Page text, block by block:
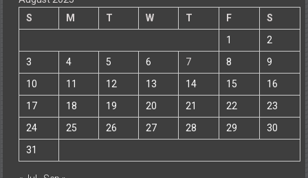
S
M T W T F
S
1
2
3
4 5 6 7 8
9
10
11 12 13 14 15
16
17
18 19 20 21 22
23
24
25 26 27 28 29
30
31